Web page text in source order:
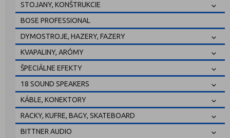
STOJANY, KONŠTRUKCIE
BOSE PROFESSIONAL
DYMOSTROJE, HAZERY, FAZERY
KVAPALINY, ARÓMY
ŠPECIÁLNE EFEKTY
18 SOUND SPEAKERS
KÁBLE, KONEKTORY
RACKY, KUFRE, BAGY, SKATEBOARD
BITTNER AUDIO